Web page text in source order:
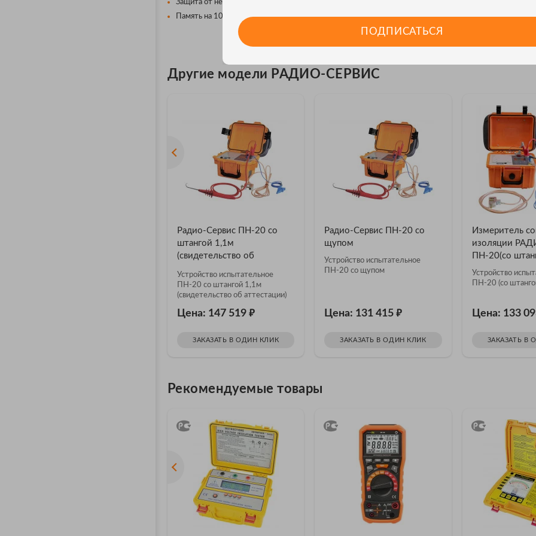
Защита от неправильного включения;
Память на 10000 измерений, связь с компьютером.
Другие модели РАДИО-СЕРВИС
Радио-Сервис ПН-20 со
штангой 1,1м
(свидетельство об
Устройство испытательное
ПН-20 со штангой 1,1м
(свидетельство об аттестации)
Цена: 147 519 ₽
ЗАКАЗАТЬ В ОДИН КЛИК
Радио-Сервис ПН-20 со
щупом
Устройство испытательное
ПН-20 со щупом
Цена: 131 415₽
ЗАКАЗАТЬ В ОДИН КЛИК
Измеритель
изоляции
ПН-20(со
Устройство
ПН-20 (со
Цена: 133
ЗАКАЗАТЬ В
Рекомендуемые товары
ПОДПИСАТЬСЯ